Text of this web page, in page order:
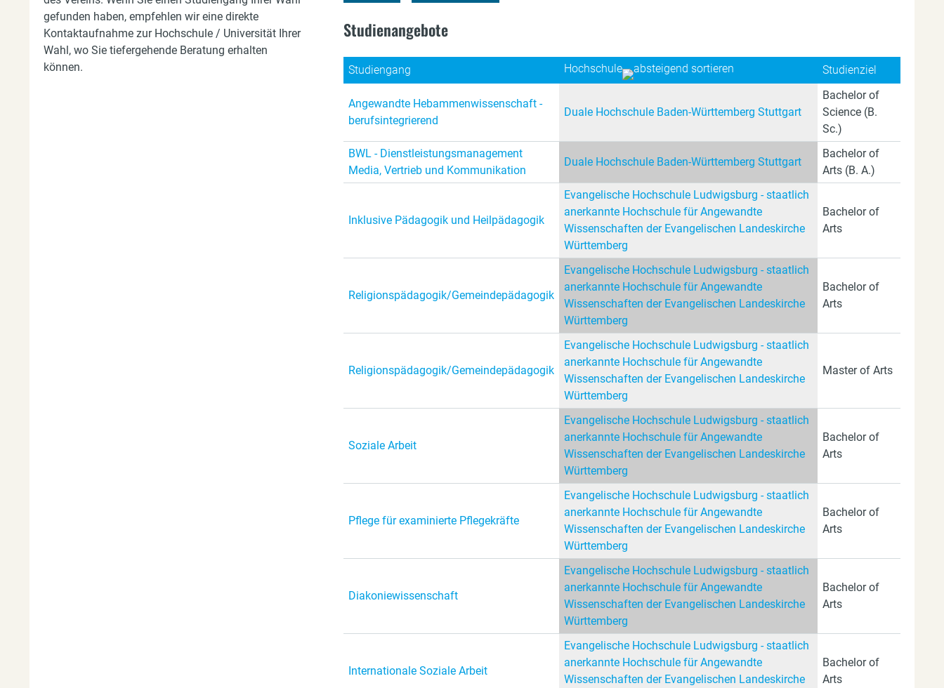
h
i
gefunden haben, empfehlen wir eine direkte
Kontaktaufnahme zur Hochschule / Universität Ihrer
Wahl, wo Sie tiefergehende Beratung erhalten
können.
Studienangebote
Studiengang Hochschule Studienziel
Angewandte Hebammenwissenschaft -
berufsintegrierend
Duale Hochschule Baden-Württemberg Stuttgart
Bachelor of
Science (B.
Sc.)
BWL - Dienstleistungsmanagement
Media, Vertrieb und Kommunikation
Duale Hochschule Baden-Württemberg Stuttgart
Bachelor of
Arts (B. A.)
Inklusive Pädagogik und Heilpädagogik
Evangelische Hochschule Ludwigsburg - staatlich
anerkannte Hochschule für Angewandte
Wissenschaften der Evangelischen Landeskirche
Württemberg
Bachelor of
Arts
Religionspädagogik/Gemeindepädagogik
Evangelische Hochschule Ludwigsburg - staatlich
anerkannte Hochschule für Angewandte
Wissenschaften der Evangelischen Landeskirche
Württemberg
Bachelor of
Arts
Religionspädagogik/Gemeindepädagogik
Evangelische Hochschule Ludwigsburg - staatlich
anerkannte Hochschule für Angewandte
Wissenschaften der Evangelischen Landeskirche
Württemberg
Master of Arts
Soziale Arbeit
Evangelische Hochschule Ludwigsburg - staatlich
anerkannte Hochschule für Angewandte
Wissenschaften der Evangelischen Landeskirche
Württemberg
Bachelor of
Arts
Pflege für examinierte Pflegekräfte
Evangelische Hochschule Ludwigsburg - staatlich
anerkannte Hochschule für Angewandte
Wissenschaften der Evangelischen Landeskirche
Württemberg
Bachelor of
Arts
Diakoniewissenschaft
Evangelische Hochschule Ludwigsburg - staatlich
anerkannte Hochschule für Angewandte
Wissenschaften der Evangelischen Landeskirche
Württemberg
Bachelor of
Arts
Internationale Soziale Arbeit
Evangelische Hochschule Ludwigsburg - staatlich
anerkannte Hochschule für Angewandte
Wissenschaften der Evangelischen Landeskirche
Bachelor of
Arts